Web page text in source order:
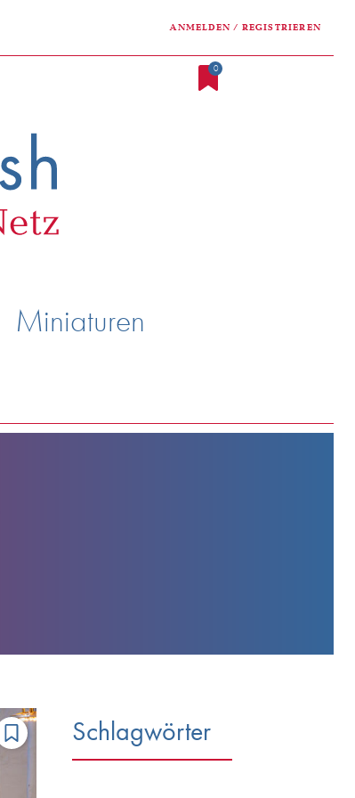
ANMELDEN / REGISTRIEREN
0
Miniaturen
Schlagwörter